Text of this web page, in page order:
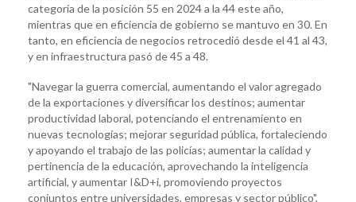
categoría de la posición 55 en 2024 a la 44 este año,
mientras que en eficiencia de gobierno se mantuvo en 30. En
tanto, en eficiencia de negocios retrocedió desde el 41 al 43,
y en infraestructura pasó de 45 a 48.
"Navegar la guerra comercial, aumentando el valor agregado
de la exportaciones y diversificar los destinos; aumentar
productividad laboral, potenciando el entrenamiento en
nuevas tecnologías; mejorar seguridad pública, fortaleciendo
y apoyando el trabajo de las policías; aumentar la calidad y
pertinencia de la educación, aprovechando la inteligencia
artificial, y aumentar I&D+i, promoviendo proyectos
conjuntos entre universidades, empresas y sector público",